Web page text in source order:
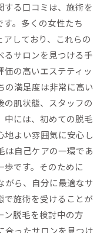
する口コミは、施術を
。多くの女性たち
しており、これらの
るサロンを見つける手
の高いエステティッ
の満足度は非常に高い
の肌状態、スタッフの
中には、初めての脱毛
地よい雰囲気に安心し
は自己ケアの一環であ
歩です。そのために
がら、自分に最適なサ
で施術を受けることが
ン脱毛を検討中の方
合ったサロンを見つけ